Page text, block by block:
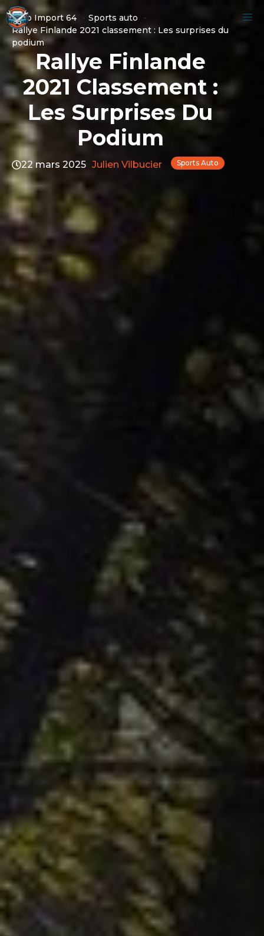
Aller
au
contenu
Auto Import 64
Sports auto
Rallye Finlande 2021 classement : Les surprises du
podium​
Rallye Finlande
2021 Classement :
Les Surprises Du
Podium​
22 mars 2025 Julien Vilbucier Sports Auto